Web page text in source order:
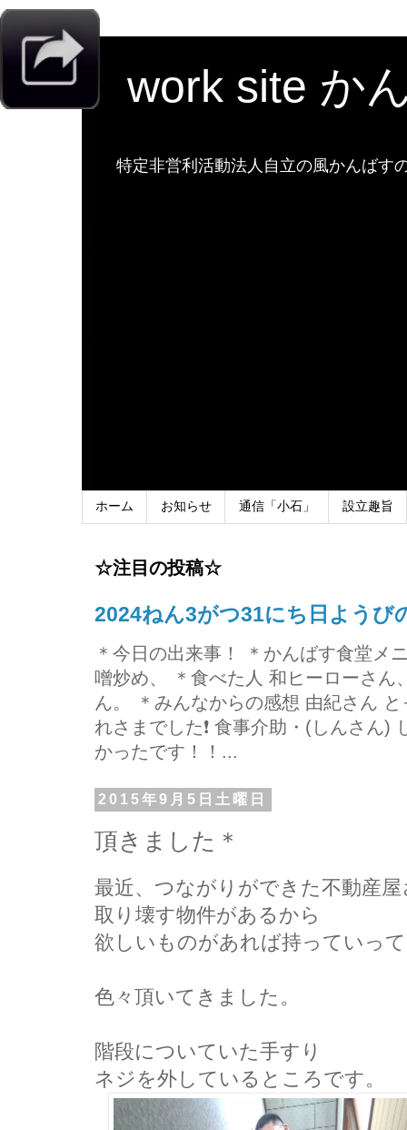
work site か
特定非営利活動法人自立の風かんばす
ホーム お知らせ 通信「小石」 設立趣旨
☆注目の投稿☆
2024ねん3がつ31にち日ようび
＊今日の出来事！ ＊かんばす食堂メ
噌炒め、 ＊食べた人 和ヒーローさん
ん。 ＊みんなからの感想 由紀さん
れさまでした❗ 食事介助・(しんさん)
かったです！！...
2015年9月5日土曜日
頂きました＊
最近、つながりができた不動産
取り壊す物件があるから
欲しいものがあれば持っていっ
色々頂いてきました。
階段についていた手すり
ネジを外しているところです。